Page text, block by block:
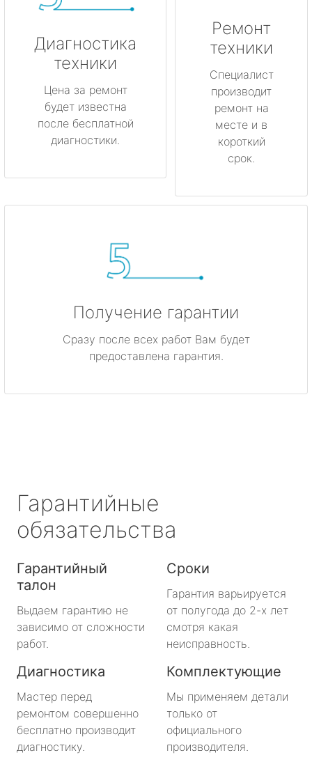
Диагностика
техники
Цена за ремонт
будет известна
после бесплатной
диагностики.
Ремонт
техники
Специалист
производит
ремонт на
месте и в
короткий
срок.
Получение гарантии
Сразу после всех работ Вам будет
предоставлена гарантия.
Гарантийные
обязательства
Гарантийный
талон
Выдаем гарантию не
зависимо от сложности
работ.
Сроки
Гарантия варьируется
от полугода до 2-х лет
смотря какая
неисправность.
Диагностика
Мастер перед
ремонтом совершенно
бесплатно производит
диагностику.
Комплектующие
Мы применяем детали
только от
официального
производителя.